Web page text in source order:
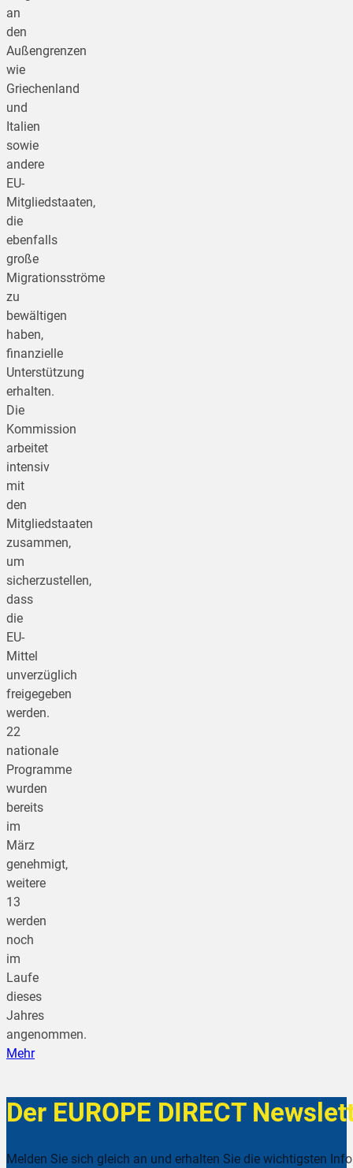
an
den
Außengrenzen
wie
Griechenland
und
Italien
sowie
andere
EU-
Mitgliedstaaten,
die
ebenfalls
große
Migrationsströme
zu
bewältigen
haben,
finanzielle
Unterstützung
erhalten.
Die
Kommission
arbeitet
intensiv
mit
den
Mitgliedstaaten
zusammen,
um
sicherzustellen,
dass
die
EU-
Mittel
unverzüglich
freigegeben
werden.
22
nationale
Programme
wurden
bereits
im
März
genehmigt,
weitere
13
werden
noch
im
Laufe
dieses
Jahres
angenommen.
Mehr
Der EUROPE DIRECT
Melden Sie sich gleich an und erhalten Sie die wichtigsten